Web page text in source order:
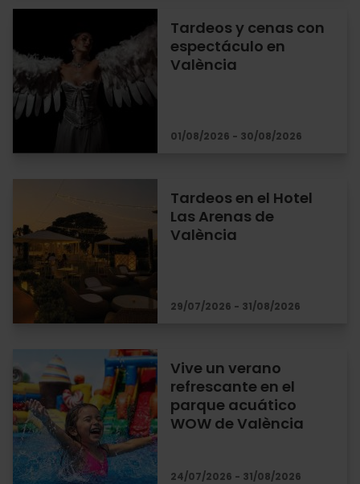
Tardeos y cenas con
espectáculo en
València
01/08/2026 - 30/08/2026
Tardeos en el Hotel
Las Arenas de
València
29/07/2026 - 31/08/2026
Vive un verano
refrescante en el
parque acuático
WOW de València
24/07/2026 - 31/08/2026